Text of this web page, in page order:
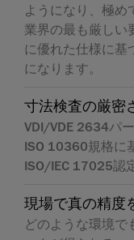
ようになり、極め
業界の最も厳しい
に優れた仕様に基
になります。
寸法検査の厳密
VDI/VDE 2634パ
ISO 10360規格に
ISO/IEC 17025認
現場で真の精度
どのような環境で